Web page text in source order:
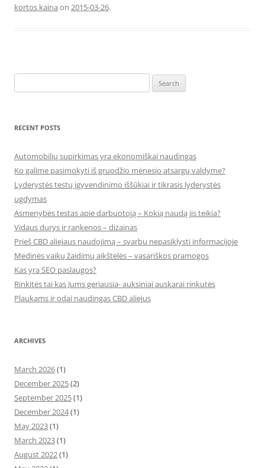
kortos kaina on 2015-03-26.
for:
RECENT POSTS
Automobilių supirkimas yra ekonomiškai naudingas
Ko galime pasimokyti iš gruodžio mėnesio atsargų valdyme?
Lyderystės testų įgyvendinimo iššūkiai ir tikrasis lyderystės
ugdymas
Asmenybės testas apie darbuotoją – Kokią naudą jis teikia?
Vidaus durys ir rankenos – dizainas
Prieš CBD aliejaus naudojimą – svarbu nepasiklysti informacijoje
Medinės vaikų žaidimų aikštelės – vasariškos pramogos
Kas yra SEO paslaugos?
Rinkitės tai kas Jums geriausia- auksiniai auskarai rinkutės
Plaukams ir odai naudingas CBD aliejus
ARCHIVES
March 2026(1)
December 2025(2)
September 2025(1)
December 2024(1)
May 2023(1)
March 2023(1)
August 2022(1)